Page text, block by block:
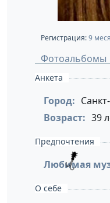
Регистрация:9
Фотоальбомы
Анкета
Город:
Возраст: 39
Предпочтения
Любимая
О себе